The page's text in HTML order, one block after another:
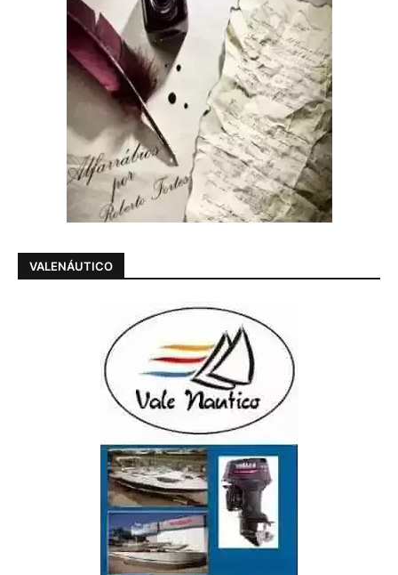
VALENÁUTICO